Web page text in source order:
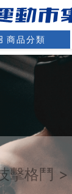
商品分類
擊格鬥 >